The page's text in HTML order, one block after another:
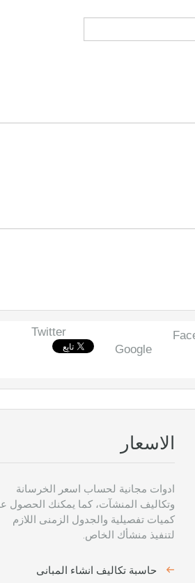
Google
Twitter
الاسعار
ادوات مجانية لحساب اسعر الخرسانة
وتكاليف المنشآت، كما يمكنك الحصول
كميات تفصيلية والجدول الزمنى اللازم
لتنفيذ منشأك الخاص.
حاسبة تكاليف انشاء المبانى